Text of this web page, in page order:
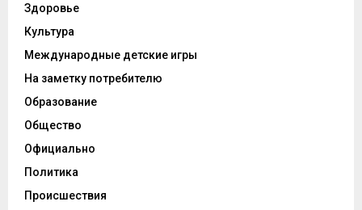
Здоровье
Культура
Международные детские игры
На заметку потребителю
Образование
Общество
Официально
Политика
Происшествия